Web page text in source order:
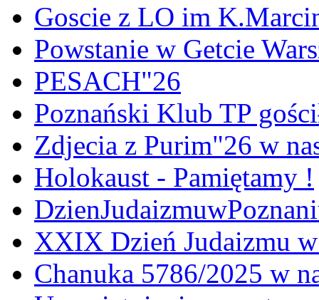
Goscie z LO im
Powstanie w Getcie
PESACH"26
Poznański Klub TP
Zdjecia z Purim"26 w
Holokaust - Pamiętamy !
XXIX Dzień Judaizmu
Chanuka 5786/2025 w